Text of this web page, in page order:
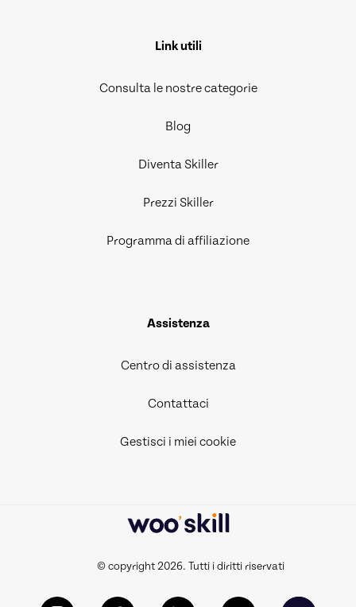
Link utili
Consulta le nostre categorie
Blog
Diventa Skiller
Prezzi Skiller
Programma di affiliazione
Assistenza
Centro di assistenza
Contattaci
Gestisci i miei cookie
© copyright 2026. Tutti i diritti riservati